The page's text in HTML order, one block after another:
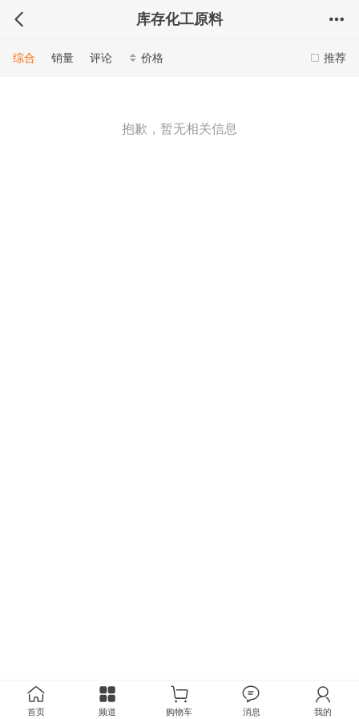
库存化工原料
推荐
综合 销量 评论 价格
抱歉，暂无相关信息
首页 频道 购物车 消息 我的